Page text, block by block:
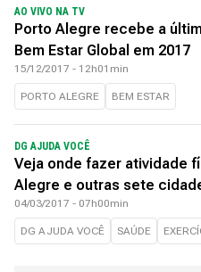
AO VIVO NA TV
Porto Alegre recebe a
Bem Estar Global em 2017
15/12/2017 - 12h01min
PORTO ALEGRE BEM ESTAR
DG AJUDA VOCÊ
Veja onde fazer atividade
Alegre e outras sete
04/03/2017 - 07h00min
DG AJUDA VOCÊ SAÚDE